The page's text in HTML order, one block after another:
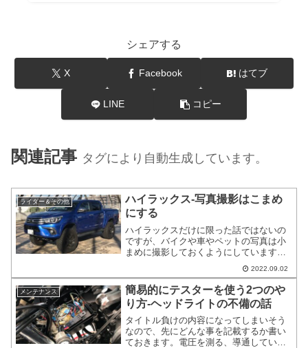
シェアする
X Facebook はてブ
LINE コピー
関連記事 タグにより自動生成しています。
ライダー＆その他
ハイラックス-写真撮影はこまめ
にする
ハイラックスだけに限った話ではないの
ですが、バイクや車やペットの写真は小
まめに撮影しておくようにしています。
おいても自分なりの何らかの履歴になり
ます。とある施設の屋上で写真を撮った
のですが、貸し切り状態でしたのでのん
びりと写真撮影をすることが出来まし
た。
2022.09.02
メンテナンス
簡易的にテスターを使う2つのや
り方-ヘッドライトの不備の話
タイトル負けの内容になってしまいそう
なので、先にどんな事を記載するか書い
ておきます。電圧を測る、導通している